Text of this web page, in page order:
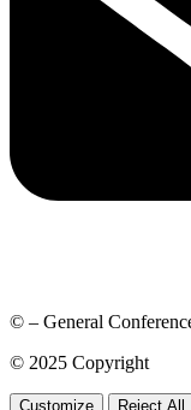
© – General
© 2025 Copyright
Customize Reject All